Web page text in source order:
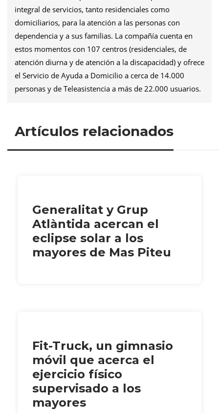
integral de servicios, tanto residenciales como
domiciliarios, para la atención a las personas con
dependencia y a sus familias. La compañía cuenta en
estos momentos con 107 centros (residenciales, de
atención diurna y de atención a la discapacidad) y ofrece
el Servicio de Ayuda a Domicilio a cerca de 14.000
personas y de Teleasistencia a más de 22.000 usuarios.
Artículos relacionados
Generalitat y Grup
Atlàntida acercan el
eclipse solar a los
mayores de Mas Piteu
Fit-Truck, un gimnasio
móvil que acerca el
ejercicio físico
supervisado a los
mayores